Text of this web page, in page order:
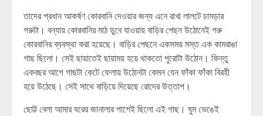
তাদের প্রধান আকর্ষণ কোরবানি দেওয়ার জন্য এনে রাখা লালটে চামড়ার
গরুটা। বন্যায় কোরবানির মাঠ ডুবে যাওয়ায় বাড়ির পেছন উঠোনেই গরু
কোরবানির ব্যবস্থা করা হয়েছে। বাড়ির পেছনে একসময় মস্ত এক কামরাঙা
গাছ ছিলো। সেই ছায়াতেই ছায়াময় হয়ে থাকতো পুরোটা উঠোন। কিন্তু
একবছর আগে গাছটা কেটে ফেলায় উঠোনটা কেমন যেন ফাঁকা ফাঁকা বিরহী
হয়ে উঠেছে। সেই সাথে বাড়িয়ে দিয়েছে রোদের উত্তাপ।
ছোট্ট বেলা আমার ঘরের জানালার পাশেই ছিলো এই গাছ। ঘুম ভেঙেই